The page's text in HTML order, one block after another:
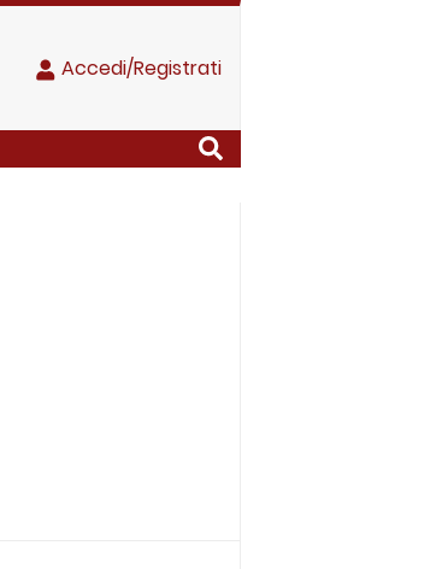
Accedi/Registrati